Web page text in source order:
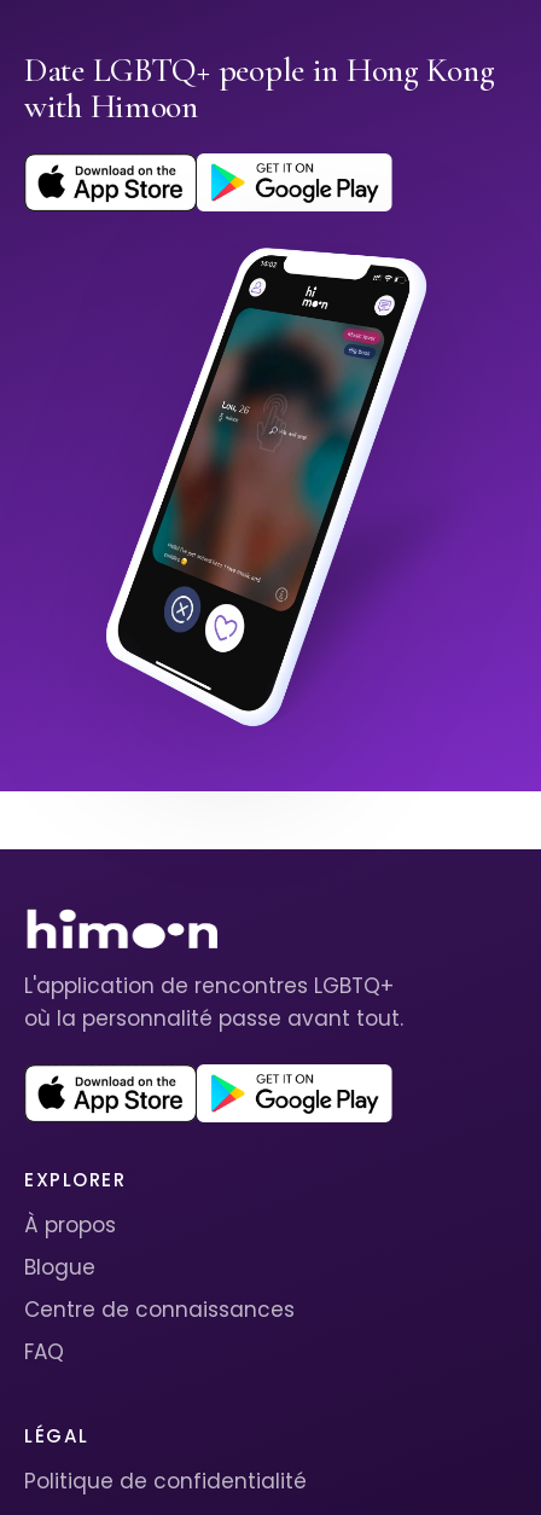
Date LGBTQ+ people in Hong Kong
with Himoon
L'application de rencontres LGBTQ+
où la personnalité passe avant tout.
EXPLORER
À propos
Blogue
Centre de connaissances
FAQ
LÉGAL
Politique de confidentialité